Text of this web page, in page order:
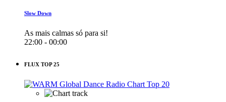
Slow Down
As mais calmas só para si!
22:00 - 00:00
FLUX TOP 25